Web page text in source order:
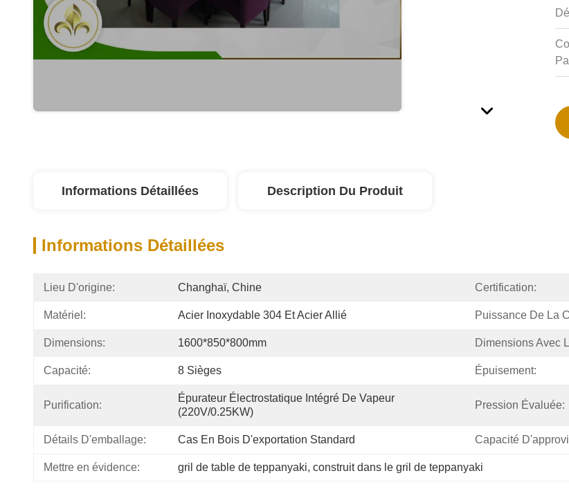
Informations Détaillées Description Du Produit
Informations Détaillées
Lieu D'origine: Changhaï, Chine Certification:
Matériel: Acier Inoxydable 304 Et Acier Allié Puissance De La
Dimensions: 1600*850*800mm Dimensions Avec
Capacité: 8 Sièges Épuisement:
Purification:
Épurateur Électrostatique Intégré De Vapeur
(220V/0.25KW)
Pression Évaluée:
Détails D'emballage: Cas En Bois D'exportation Standard Capacité
Mettre en évidence: gril de table de teppanyaki, construit dans le gril de teppanyaki